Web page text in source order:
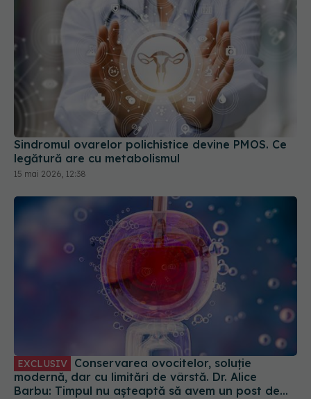
Sindromul ovarelor polichistice devine PMOS. Ce
legătură are cu metabolismul
15 mai 2026, 12:38
EXCLUSIV
modernă, dar cu limitări de vârstă. Dr. Alice
Barbu: Timpul nu așteaptă să avem un post de